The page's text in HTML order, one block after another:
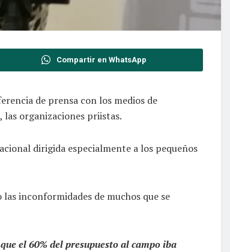
Compartir en WhatsApp
de prensa con los medios de
las organizaciones priistas.
dirigida especialmente a los pequeños
inconformidades de muchos que se
el 60% del presupuesto al campo iba